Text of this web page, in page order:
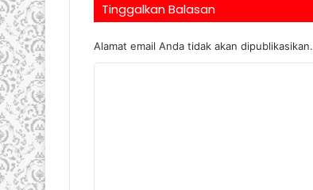
Tinggalkan Balasan
Alamat email Anda tidak akan dipublikasikan.